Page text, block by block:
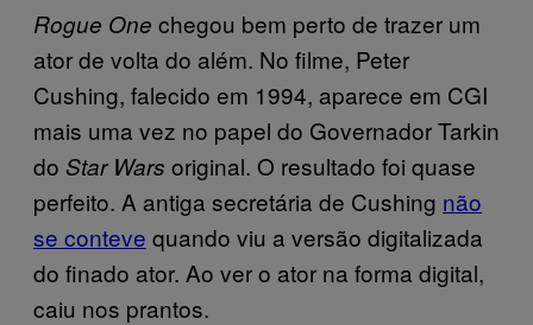
Rogue One chegou bem perto de trazer um
ator de volta do além. No filme, Peter
Cushing, falecido em 1994, aparece em CGI
mais uma vez no papel do Governador Tarkin
do Star Wars original. O resultado foi quase
perfeito. A antiga secretária de Cushing não
se conteve quando viu a versão digitalizada
do finado ator. Ao ver o ator na forma digital,
caiu nos prantos.